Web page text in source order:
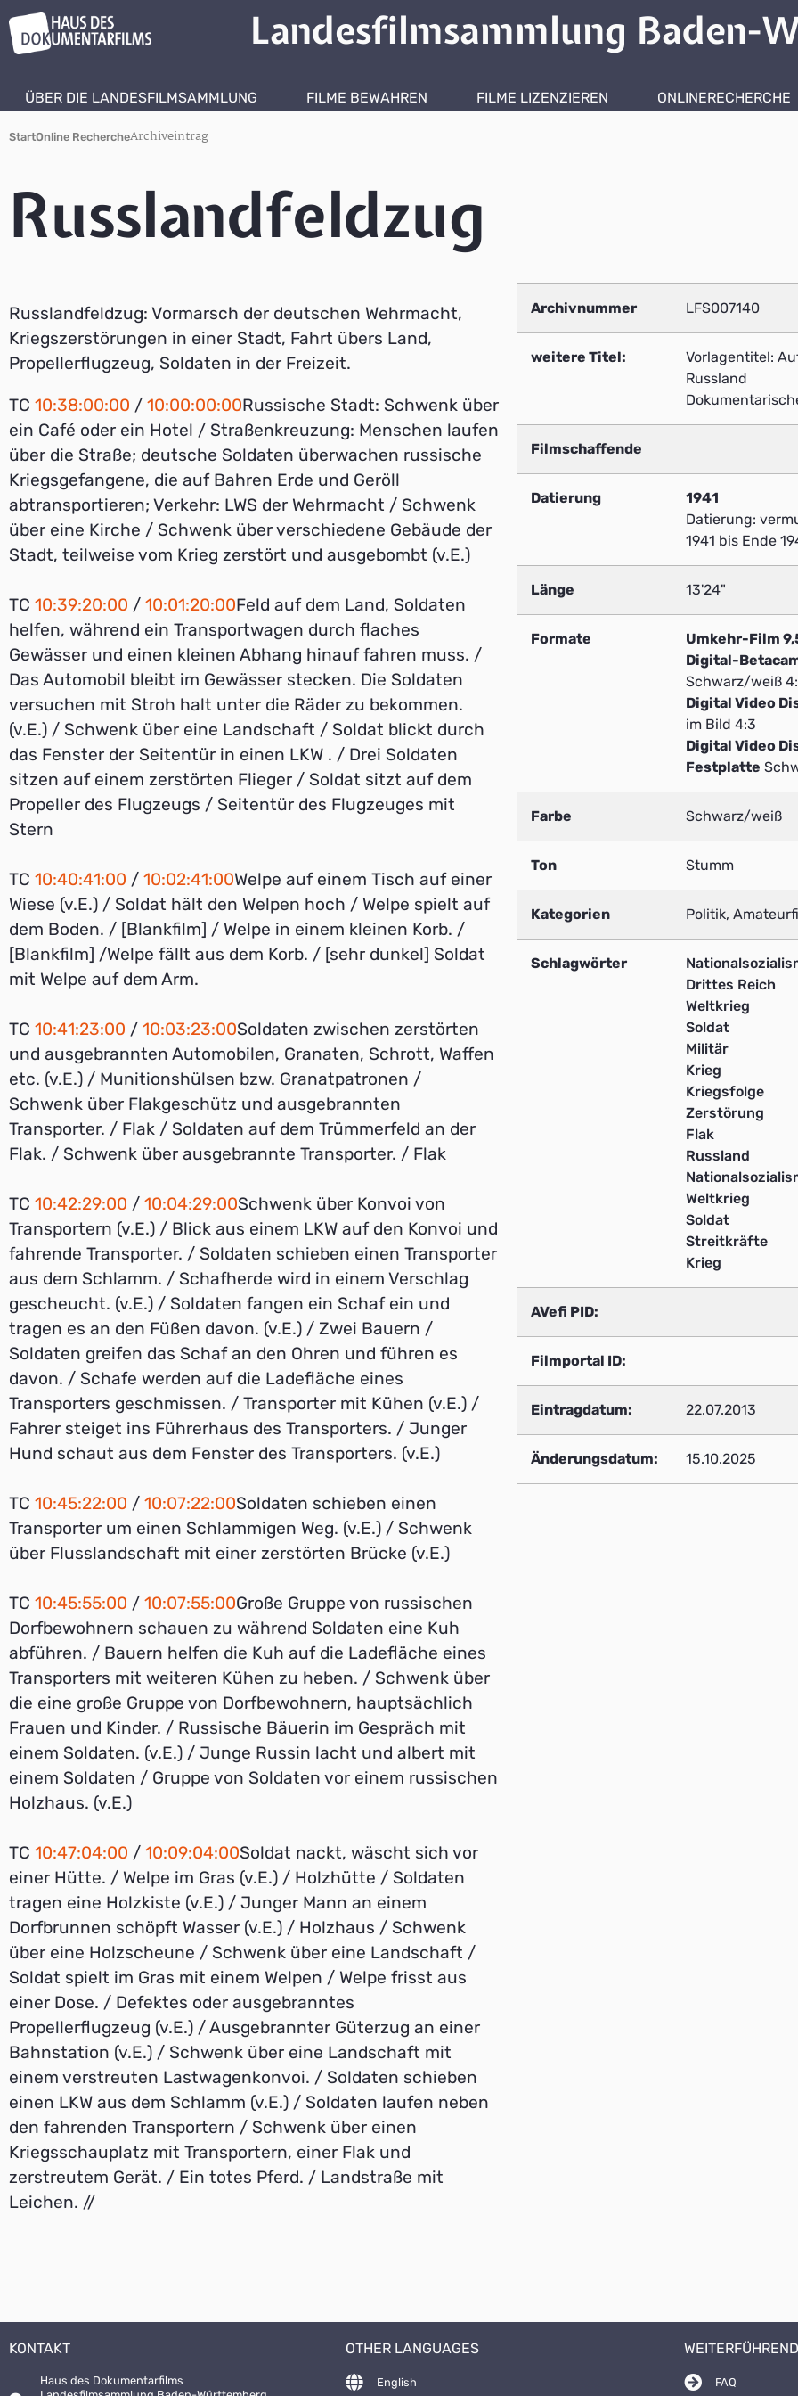
Landesfilmsammlung Baden-
ÜBER DIE LANDESFILMSAMMLUNG FILME BEWAHREN FILME LIZENZIEREN ONLINERECHERCHE
StartOnline RechercheArchiveintrag
Russlandfeldzug
Russlandfeldzug: Vormarsch der deutschen Wehrmacht,
Kriegszerstörungen in einer Stadt, Fahrt übers Land,
Propellerflugzeug, Soldaten in der Freizeit.
TC 10:38:00:00 / 10:00:00:00Russische Stadt: Schwenk über
ein Café oder ein Hotel / Straßenkreuzung: Menschen laufen
über die Straße; deutsche Soldaten überwachen russische
Kriegsgefangene, die auf Bahren Erde und Geröll
abtransportieren; Verkehr: LWS der Wehrmacht / Schwenk
über eine Kirche / Schwenk über verschiedene Gebäude der
Stadt, teilweise vom Krieg zerstört und ausgebombt (v.E.)
TC 10:39:20:00 / 10:01:20:00Feld auf dem Land, Soldaten
helfen, während ein Transportwagen durch flaches
Gewässer und einen kleinen Abhang hinauf fahren muss. /
Das Automobil bleibt im Gewässer stecken. Die Soldaten
versuchen mit Stroh halt unter die Räder zu bekommen.
(v.E.) / Schwenk über eine Landschaft / Soldat blickt durch
das Fenster der Seitentür in einen LKW . / Drei Soldaten
sitzen auf einem zerstörten Flieger / Soldat sitzt auf dem
Propeller des Flugzeugs / Seitentür des Flugzeuges mit
Stern
TC 10:40:41:00 / 10:02:41:00Welpe auf einem Tisch auf einer
Wiese (v.E.) / Soldat hält den Welpen hoch / Welpe spielt auf
dem Boden. / [Blankfilm] / Welpe in einem kleinen Korb. /
[Blankfilm] /Welpe fällt aus dem Korb. / [sehr dunkel] Soldat
mit Welpe auf dem Arm.
TC 10:41:23:00 / 10:03:23:00Soldaten zwischen zerstörten
und ausgebrannten Automobilen, Granaten, Schrott, Waffen
etc. (v.E.) / Munitionshülsen bzw. Granatpatronen /
Schwenk über Flakgeschütz und ausgebrannten
Transporter. / Flak / Soldaten auf dem Trümmerfeld an der
Flak. / Schwenk über ausgebrannte Transporter. / Flak
TC 10:42:29:00 / 10:04:29:00Schwenk über Konvoi von
Transportern (v.E.) / Blick aus einem LKW auf den Konvoi und
fahrende Transporter. / Soldaten schieben einen Transporter
aus dem Schlamm. / Schafherde wird in einem Verschlag
gescheucht. (v.E.) / Soldaten fangen ein Schaf ein und
tragen es an den Füßen davon. (v.E.) / Zwei Bauern /
Soldaten greifen das Schaf an den Ohren und führen es
davon. / Schafe werden auf die Ladefläche eines
Transporters geschmissen. / Transporter mit Kühen (v.E.) /
Fahrer steiget ins Führerhaus des Transporters. / Junger
Hund schaut aus dem Fenster des Transporters. (v.E.)
TC 10:45:22:00 / 10:07:22:00Soldaten schieben einen
Transporter um einen Schlammigen Weg. (v.E.) / Schwenk
über Flusslandschaft mit einer zerstörten Brücke (v.E.)
TC 10:45:55:00 / 10:07:55:00Große Gruppe von russischen
Dorfbewohnern schauen zu während Soldaten eine Kuh
abführen. / Bauern helfen die Kuh auf die Ladefläche eines
Transporters mit weiteren Kühen zu heben. / Schwenk über
die eine große Gruppe von Dorfbewohnern, hauptsächlich
Frauen und Kinder. / Russische Bäuerin im Gespräch mit
einem Soldaten. (v.E.) / Junge Russin lacht und albert mit
einem Soldaten / Gruppe von Soldaten vor einem russischen
Holzhaus. (v.E.)
TC 10:47:04:00 / 10:09:04:00Soldat nackt, wäscht sich vor
einer Hütte. / Welpe im Gras (v.E.) / Holzhütte / Soldaten
tragen eine Holzkiste (v.E.) / Junger Mann an einem
Dorfbrunnen schöpft Wasser (v.E.) / Holzhaus / Schwenk
über eine Holzscheune / Schwenk über eine Landschaft /
Soldat spielt im Gras mit einem Welpen / Welpe frisst aus
einer Dose. / Defektes oder ausgebranntes
Propellerflugzeug (v.E.) / Ausgebrannter Güterzug an einer
Bahnstation (v.E.) / Schwenk über eine Landschaft mit
einem verstreuten Lastwagenkonvoi. / Soldaten schieben
einen LKW aus dem Schlamm (v.E.) / Soldaten laufen neben
den fahrenden Transportern / Schwenk über einen
Kriegsschauplatz mit Transportern, einer Flak und
zerstreutem Gerät. / Ein totes Pferd. / Landstraße mit
Leichen. //
Archivnummer LFS007140
weitere Titel:
Vorlagentitel:
Russland
Filmschaffende
Datierung
1941
Datierung:
1941 bis Ende
Länge 13'24"
Formate Umkehr-Film
Digital-
Schwarz/weiß
Digital Video
im Bild 4:3
Digital Video
Festplatte
Farbe Schwarz/weiß
Ton Stumm
Kategorien Politik,
Schlagwörter
Drittes Reich
Weltkrieg
Soldat
Militär
Krieg
Kriegsfolge
Zerstörung
Flak
Russland
Weltkrieg
Soldat
Streitkräfte
Krieg
AVefi PID:
Filmportal ID:
Eintragdatum: 22.07.2013
Änderungsdatum: 15.10.2025
KONTAKT
Haus des Dokumentarfilms
OTHER LANGUAGES
English FAQ